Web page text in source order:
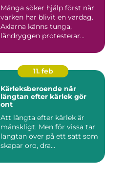
Många söker hjälp först när
värken har blivit en vardag.
Axlarna känns tunga,
ländryggen protesterar...
11. feb
Kärleksberoende när
längtan efter kärlek gör
ont
Att längta efter kärlek är
mänskligt. Men för vissa tar
längtan över på ett sätt som
skapar oro, dra...